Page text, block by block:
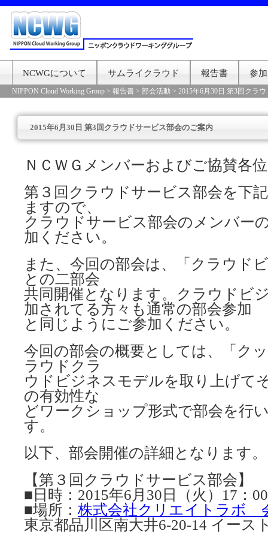
NCWGについて サムライクラウド 報告書 参
NIPPON Cloud Working Group > 報告書 > 部会活動 > 2015年6月30日 第3回クラ
2015年6月30日 第3回クラウドサービス部会のご案内
ＮＣＷＧメンバーおよびご協賛各位
第３回クラウドサービス部会を下
ますので、
クラウドサービス部会のメンバー
加ください。
また、今回の部会は、「クラウド
との二部会
共同開催となります。クラウドビ
加されてる方々も通常の部会参加
と同じようにご参加ください。
今回の部会の概要としては、「ク
ラウドクラ
ウドビジネスモデルを取り上げて
の有効性な
どワークショップ形式で部会を行
す。
以下、部会開催の詳細となります。
【第３回クラウドサービス部会】
■日時：2015年6月30日（火）17：
■場所： 株式会社クリエイトラボ
東京都品川区南大井6-20-14 イース